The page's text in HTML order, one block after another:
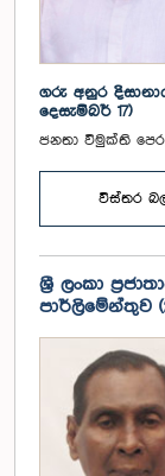
ගරු අනුර
දෙසැම්බර් 17)
ජනතා විමුක්ති
විස්තර
ශ්‍රී ලංකා
පාර්ලිමේන්තුව